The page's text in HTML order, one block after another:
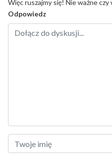
Więc ruszajmy się! Nie ważne czy
Odpowiedz